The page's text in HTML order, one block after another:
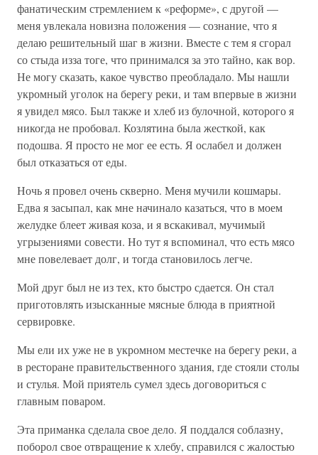
фанатическим стремлением к «реформе», с другой —
меня увлекала новизна положения — сознание, что я
делаю решительный шаг в жизни. Вместе с тем я сгорал
со стыда изза тоге, что принимался за это тайно, как вор.
Не могу сказать, какое чувство преобладало. Мы нашли
укромный уголок на берегу реки, и там впервые в жизни
я увидел мясо. Был также и хлеб из булочной, которого я
никогда не пробовал. Козлятина была жесткой, как
подошва. Я просто не мог ее есть. Я ослабел и должен
был отказаться от еды.
Ночь я провел очень скверно. Меня мучили кошмары.
Едва я засыпал, как мне начинало казаться, что в моем
желудке блеет живая коза, и я вскакивал, мучимый
угрызениями совести. Но тут я вспоминал, что есть мясо
мне повелевает долг, и тогда становилось легче.
Мой друг был не из тех, кто быстро сдается. Он стал
приготовлять изысканные мясные блюда в приятной
сервировке.
Мы ели их уже не в укромном местечке на берегу реки, а
в ресторане правительственного здания, где стояли столы
и стулья. Мой приятель сумел здесь договориться с
главным поваром.
Эта приманка сделала свое дело. Я поддался соблазну,
поборол свое отвращение к хлебу, справился с жалостью